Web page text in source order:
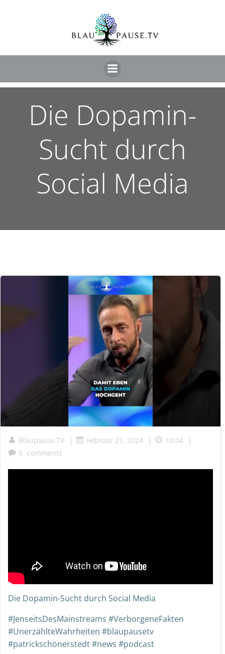
Die Dopamin-
Sucht durch
Social Media
Blaupause.TV | Februar 21, 2024 | 10:04 |
0 comments
Die Dopamin-Sucht durch Social Media
#JenseitsDesMainstreams #VerborgeneFakten
#UnerzählteWahrheiten #blaupausetv
#patrickschönerstedt #news #podcast